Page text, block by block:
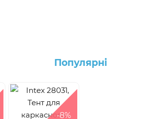
Популярнi
-8%